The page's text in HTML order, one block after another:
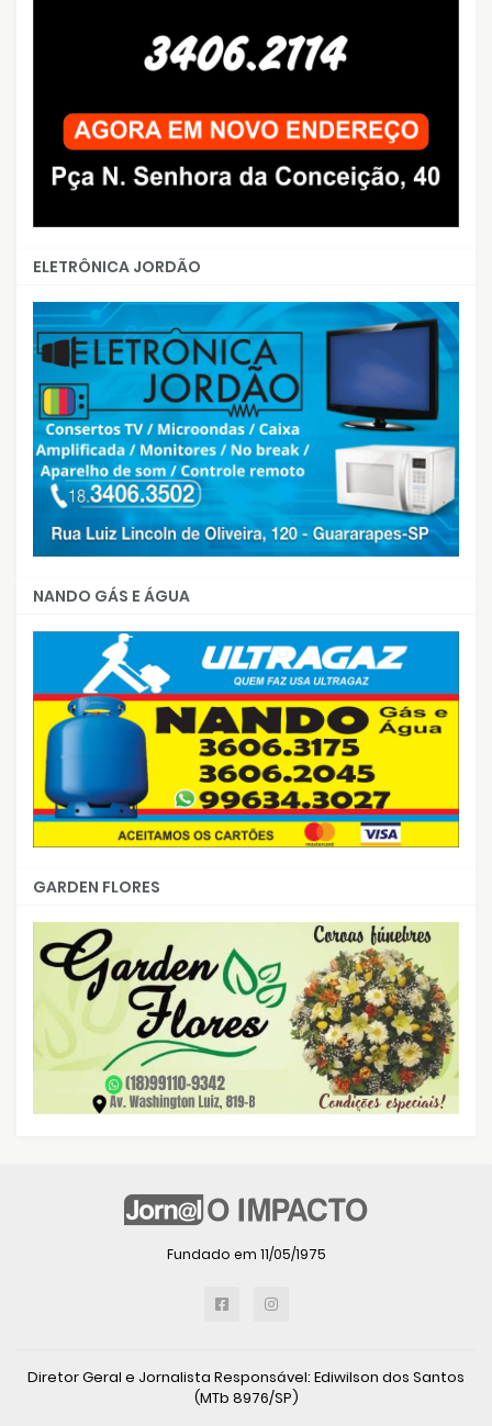
ELETRÔNICA JORDÃO
NANDO GÁS E ÁGUA
GARDEN FLORES
Fundado em 11/05/1975
Diretor Geral e Jornalista Responsável: Ediwilson dos Santos
(MTb 8976/SP)